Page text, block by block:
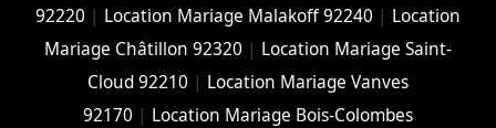
92220 | Location Mariage Malakoff 92240 | Location
Mariage Châtillon 92320 | Location Mariage Saint-
Cloud 92210 | Location Mariage Vanves
92170 | Location Mariage Bois-Colombes